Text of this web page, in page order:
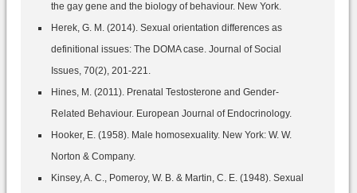
the gay gene and the biology of behaviour. New York.
Herek, G. M. (2014). Sexual orientation differences as
definitional issues: The DOMA case. Journal of Social
Issues, 70(2), 201-221.
Hines, M. (2011). Prenatal Testosterone and Gender-
Related Behaviour. European Journal of Endocrinology.
Hooker, E. (1958). Male homosexuality. New York: W. W.
Norton & Company.
Kinsey, A. C., Pomeroy, W. B. & Martin, C. E. (1948). Sexual